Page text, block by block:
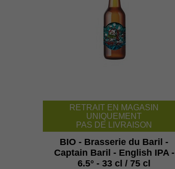
RETRAIT EN MAGASIN
UNIQUEMENT
PAS DE LIVRAISON
BIO - Brasserie du Baril -
Captain Baril - English IPA -
6.5° - 33 cl / 75 cl